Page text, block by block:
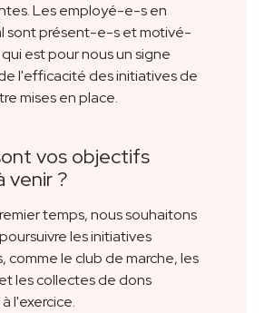
Les employé-e-s en
sont présent-e-s et motivé-
est pour nous un signe
l'efficacité des initiatives de
mises en place.
vos objectifs
venir ?
temps, nous souhaitons
les initiatives
comme le club de marche, les
les collectes de dons
l'exercice.